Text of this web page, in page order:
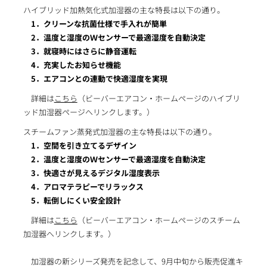
ハイブリッド加熱気化式加湿器の主な特長は以下の通り。
1．クリーンな抗菌仕様で手入れが簡単
2．温度と湿度のＷセンサーで最適湿度を自動決定
3．就寝時にはさらに静音運転
4．充実したお知らせ機能
5．エアコンとの連動で快適湿度を実現
詳細はこちら （ビーバーエアコン・ホームページのハイブリ
ッド加湿器ページへリンクします。）
スチームファン蒸発式加湿器の主な特長は以下の通り。
1．空間を引き立てるデザイン
2．温度と湿度のＷセンサーで最適湿度を自動決定
3．快適さが見えるデジタル湿度表示
4．アロマテラピーでリラックス
5．転倒しにくい安全設計
詳細はこちら （ビーバーエアコン・ホームページのスチーム
加湿器へリンクします。）
加湿器の新シリーズ発売を記念して、9月中旬から販売促進キ